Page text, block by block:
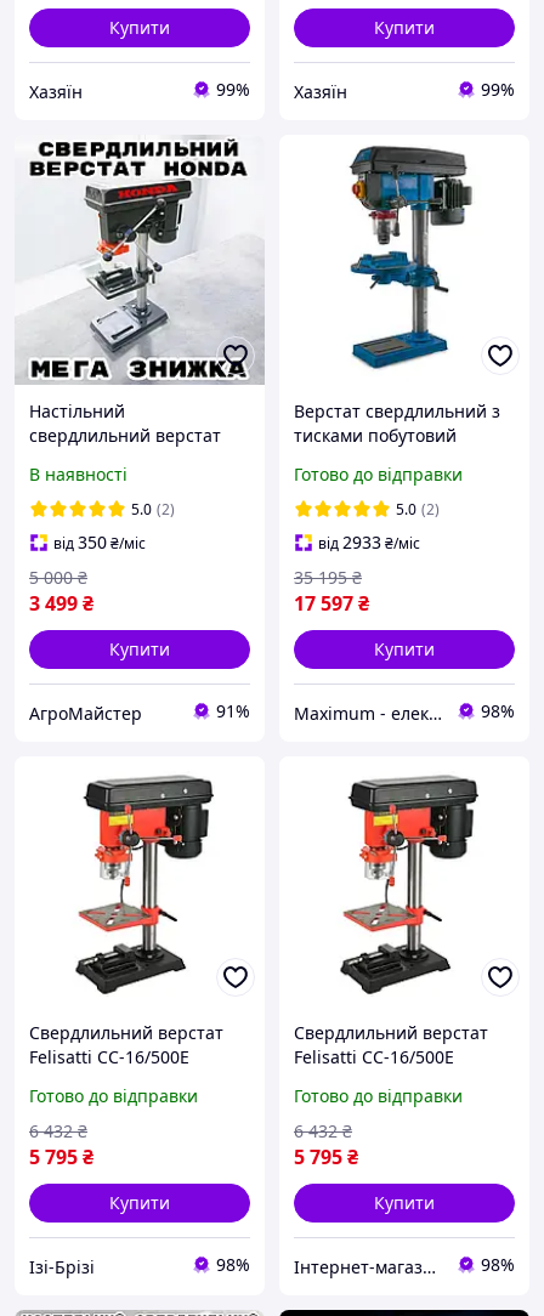
Купити
Хазяїн 99%
Купити
Хазяїн 99%
Настільний
свердлильний верстат
із 9 швидкостями 260 -
2850 об/хв діаметр
свердла 16 мм
В наявності
5.0 (2)
від350₴/міс
3 499₴
5 000 ₴
Купити
АгроМайстер 91%
Верстат свердлильний з
тисками побутовий
лазером Вертикально-
свердлильний верстат
Готово до відправки
5.0 (2)
від2933₴/міс
17 597₴
35 195 ₴
Купити
Maximum - електричні та бензиновий інструмент 98%
Свердлильний верстат
Felisatti СС-16/500Е
16 мм, 9 швидкостей IZI
Готово до відправки
5 795₴
6 432 ₴
Купити
Ізі-Брізі 98%
Свердлильний верстат
Felisatti СС-16/500Е
16 мм, 9 швидкостей ITL
Готово до відправки
5 795₴
6 432 ₴
Купити
Інтернет-магазин "Instatool" 98%